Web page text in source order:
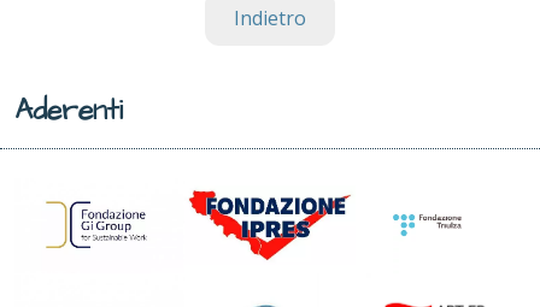
Indietro
Aderenti